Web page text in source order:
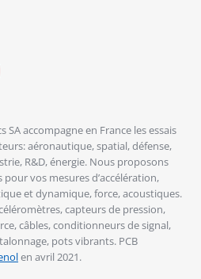
SA accompagne en France les essais
aéronautique, spatial, défense,
R&D, énergie. Nous proposons
vos mesures d’accélération,
et dynamique, force, acoustiques.
capteurs de pression,
câbles, conditionneurs de signal,
pots vibrants. PCB
en avril 2021.